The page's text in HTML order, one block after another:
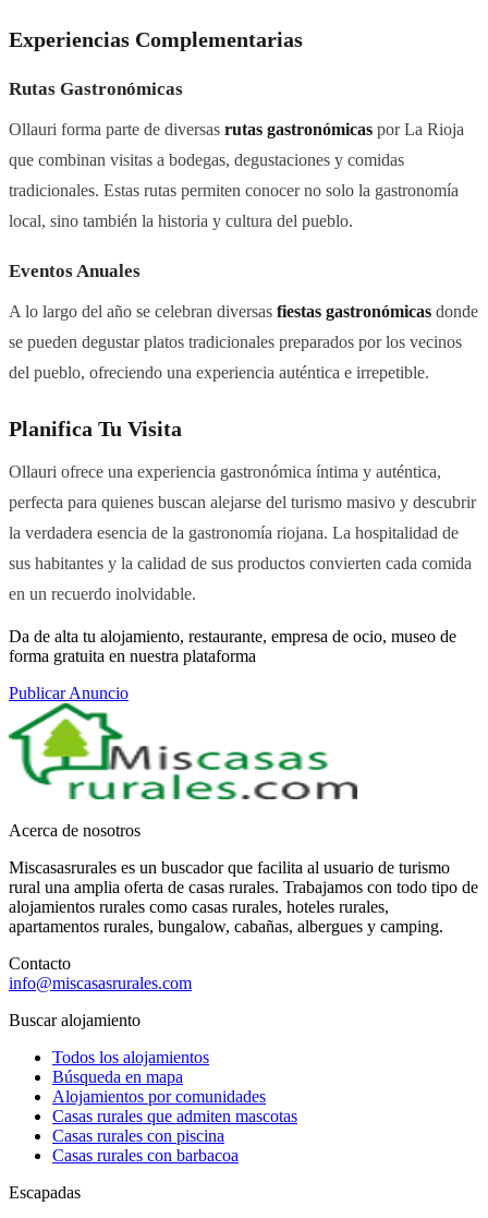
Experiencias Complementarias
Rutas Gastronómicas
Ollauri forma parte de diversas rutas gastronómicas por La Rioja
que combinan visitas a bodegas, degustaciones y comidas
tradicionales. Estas rutas permiten conocer no solo la gastronomía
local, sino también la historia y cultura del pueblo.
Eventos Anuales
A lo largo del año se celebran diversas fiestas gastronómicas donde
se pueden degustar platos tradicionales preparados por los vecinos
del pueblo, ofreciendo una experiencia auténtica e irrepetible.
Planifica Tu Visita
Ollauri ofrece una experiencia gastronómica íntima y auténtica,
perfecta para quienes buscan alejarse del turismo masivo y descubrir
la verdadera esencia de la gastronomía riojana. La hospitalidad de
sus habitantes y la calidad de sus productos convierten cada comida
en un recuerdo inolvidable.
Da de alta tu alojamiento, restaurante, empresa de ocio, museo de
forma gratuita en nuestra plataforma
Publicar Anuncio
Acerca de nosotros
Miscasasrurales es un buscador que facilita al usuario de turismo
rural una amplia oferta de casas rurales. Trabajamos con todo tipo de
alojamientos rurales como casas rurales, hoteles rurales,
apartamentos rurales, bungalow, cabañas, albergues y camping.
Contacto
info@miscasasrurales.com
Buscar alojamiento
Todos los alojamientos
Búsqueda en mapa
Alojamientos por comunidades
Casas rurales que admiten mascotas
Casas rurales con piscina
Casas rurales con barbacoa
Escapadas